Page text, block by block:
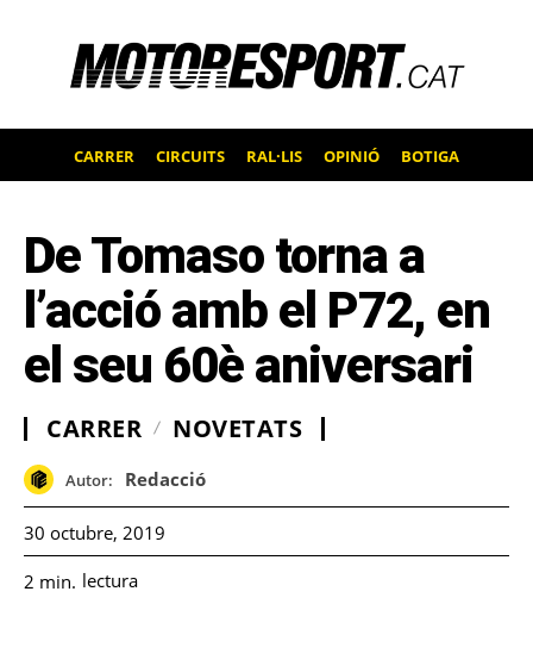
CARRER CIRCUITS RAL·LIS OPINIÓ BOTIGA
De Tomaso torna a
l’acció amb el P72, en
el seu 60è aniversari
CARRER NOVETATS
Autor: Redacció
30 octubre, 2019
2 min. lectura